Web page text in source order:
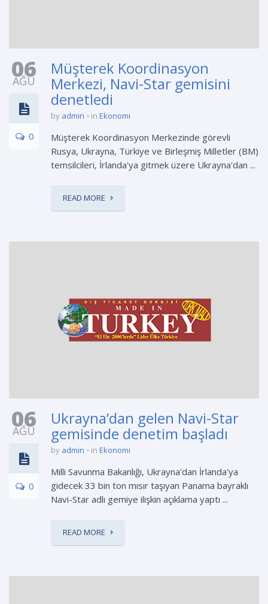
06
AĞU
0
Müşterek Koordinasyon
Merkezi, Navi-Star gemisini
denetledi
by admin in Ekonomi
Müşterek Koordinasyon Merkezinde görevli
Rusya, Ukrayna, Türkiye ve Birleşmiş Milletler (BM)
temsilcileri, İrlanda'ya gitmek üzere Ukrayna'dan ...
READ MORE
06
AĞU
0
Ukrayna’dan gelen Navi-Star
gemisinde denetim başladı
by admin in Ekonomi
Milli Savunma Bakanlığı, Ukrayna'dan İrlanda'ya
gidecek 33 bin ton mısır taşıyan Panama bayraklı
Navi-Star adlı gemiye ilişkin açıklama yaptı ...
READ MORE